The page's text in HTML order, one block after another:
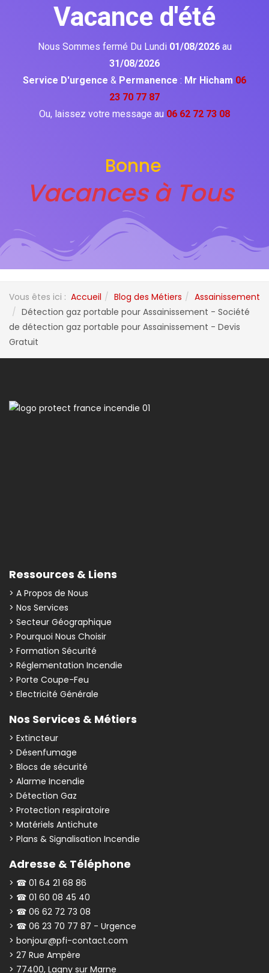
Vacance d'été
Nous Sommes fermé Du Lundi 01/08/2026 au
31/08/2026
Service D'urgence & Permanence : Mr Hicham 06
23 70 77 87
Ou, laissez votre message au 06 62 72 73 08
Bonne
Vacances à Tous
Vous êtes ici : Accueil Blog des Métiers
Assainissement
Détection gaz portable pour Assainissement - Société
de détection gaz portable pour Assainissement - Devis
Gratuit
Ressources & Liens
> A Propos de Nous
> Nos Services
> Secteur Géographique
> Pourquoi Nous Choisir
> Formation Sécurité
> Réglementation Incendie
> Porte Coupe-Feu
> Electricité Générale
Nos Services & Métiers
> Extincteur
> Désenfumage
> Blocs de sécurité
> Alarme Incendie
> Détection Gaz
> Protection respiratoire
> Matériels Antichute
> Plans & Signalisation Incendie
Adresse & Téléphone
> ☎ 01 64 21 68 86
> ☎ 01 60 08 45 40
> ☎ 06 62 72 73 08
> ☎ 06 23 70 77 87 - Urgence
> bonjour@pfi-contact.com
> 27 Rue Ampère
> 77400, Lagny sur Marne